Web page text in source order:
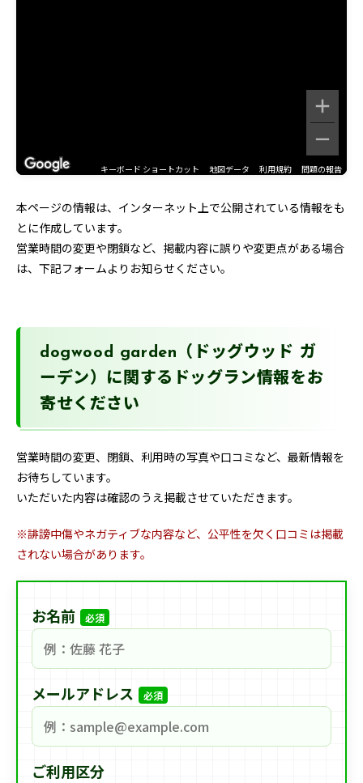
キーボード ショートカット 地図データ 利用規約 問題の報告
本ページの情報は、インターネット上で公開されている情報をも
とに作成しています。
営業時間の変更や閉鎖など、掲載内容に誤りや変更点がある場合
は、下記フォームよりお知らせください。
dogwood garden（ドッグウッド ガ
ーデン）に関するドッグラン情報をお
寄せください
営業時間の変更、閉鎖、利用時の写真や口コミなど、最新情報を
お待ちしています。
いただいた内容は確認のうえ掲載させていただきます。
※誹謗中傷やネガティブな内容など、公平性を欠く口コミは掲載
されない場合があります。
お名前 必須
メールアドレス 必須
ご利用区分